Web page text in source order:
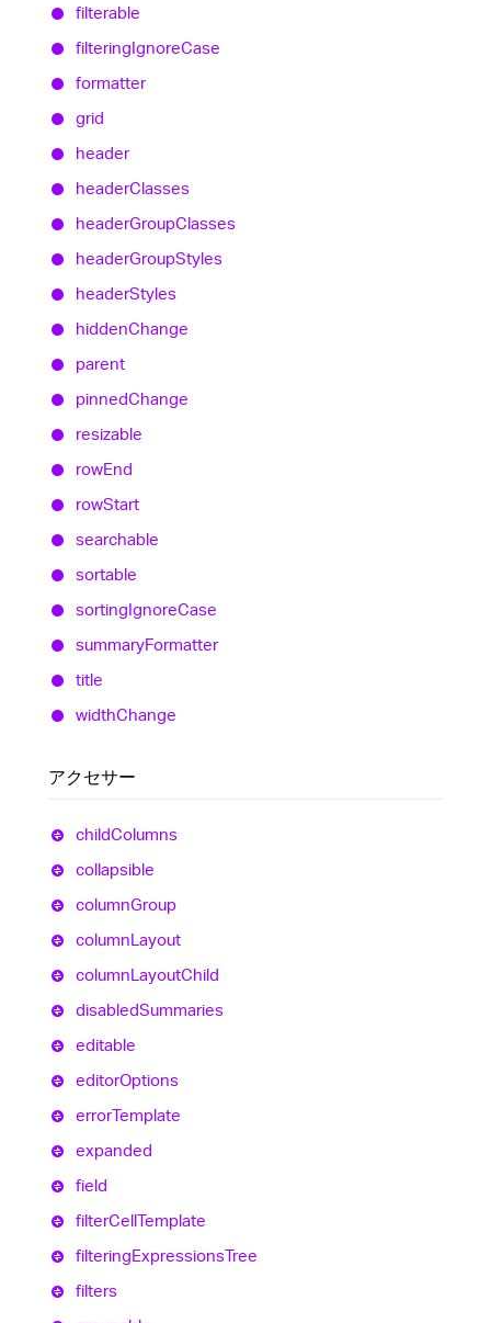
filterable
filteringIgnoreCase
formatter
grid
header
headerClasses
headerGroupClasses
headerGroupStyles
headerStyles
hiddenChange
parent
pinnedChange
resizable
rowEnd
rowStart
searchable
sortable
sortingIgnoreCase
summaryFormatter
title
widthChange
アクセサー
childColumns
collapsible
columnGroup
columnLayout
columnLayoutChild
disabledSummaries
editable
editorOptions
errorTemplate
expanded
field
filterCellTemplate
filteringExpressionsTree
filters